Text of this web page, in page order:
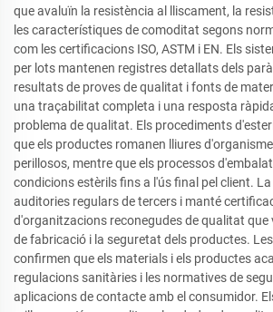
que avaluïn la resistència al lliscament, la
les característiques de comoditat segons
com les certificacions ISO, ASTM i EN. Els
per lots mantenen registres detallats dels
resultats de proves de qualitat i fonts de
una traçabilitat completa i una resposta
problema de qualitat. Els procediments
que els productes romanen lliures
perillosos, mentre que els processos
condicions estèrils fins a l'ús final pel client.
auditories regulars de tercers i manté
d'organitzacions reconegudes de qualitat que
de fabricació i la seguretat dels productes.
confirmen que els materials i els productes
regulacions sanitàries i les normatives de
aplicacions de contacte amb el consumidor.